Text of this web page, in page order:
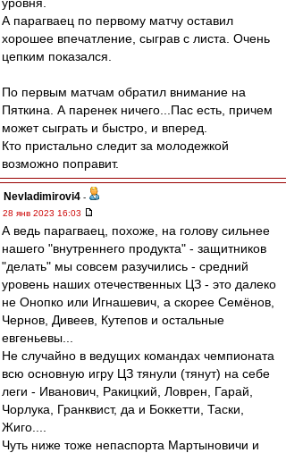
А парагваец по первому матчу оставил
хорошее впечатление, сыграв с листа. Очень
цепким показался.
По первым матчам обратил внимание на
Пяткина. А паренек ничего...Пас есть, причем
может сыграть и быстро, и вперед.
Кто пристально следит за молодежкой
возможно поправит.
Nevladimirovi4 -
28 янв 2023 16:03
А ведь парагваец, похоже, на голову сильнее
нашего "внутреннего продукта" - защитников
"делать" мы совсем разучились - средний
уровень наших отечественных ЦЗ - это далеко
не Онопко или Игнашевич, а скорее Семёнов,
Чернов, Дивеев, Кутепов и остальные
евгеньевы...
Не случайно в ведущих командах чемпионата
всю основную игру ЦЗ тянули (тянут) на себе
леги - Иванович, Ракицкий, Ловрен, Гарай,
Чорлука, Гранквист, да и Боккетти, Таски,
Жиго....
Чуть ниже тоже непаспорта Мартыновичи и